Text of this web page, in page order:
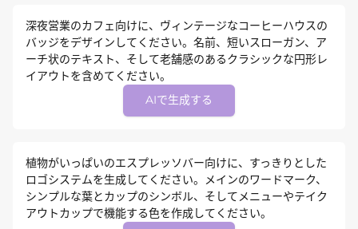
深夜営業のカフェ向けに、ヴィンテージなコーヒーハウスの
バッジをデザインしてください。名前、短いスローガン、ア
ーチ状のテキスト、そして老舗感のあるクラシックな円形レ
イアウトを含めてください。
AIで生成する
植物がいっぱいのエスプレッソバー向けに、すっきりとした
ロゴシステムを生成してください。メインのワードマーク、
シンプルな葉とカップのシンボル、そしてメニューやテイク
アウトカップで機能する色を作成してください。